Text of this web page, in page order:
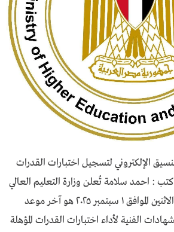
الإلكتروني لتسجيل اختبارات القدرات
: احمد سلامة تُعلن وزارة التعليم العالي
والبحث العلمي أنه غدًا الاثنين الموافق ١ سبتمبر ٢٠٢٥ هو آخر موعد
الفنية لأداء اختبارات القدرات المؤهلة